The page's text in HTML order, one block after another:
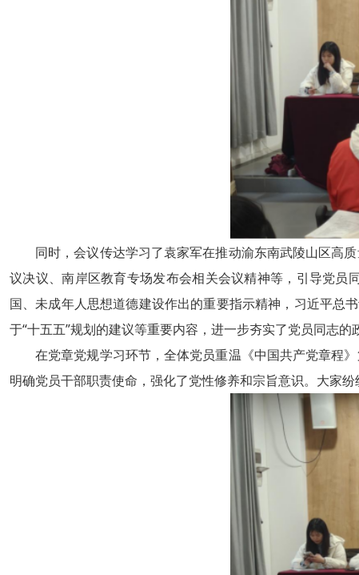
同时，会议传达学习了袁家军在推动渝东南武陵山区高
议决议、南岸区教育专场发布会相关会议精神等，引导党
国、未成年人思想道德建设作出的重要指示精神，习近平总
于“十五五”规划的建议等重要内容，进一步夯实了党员同志
在党章党规学习环节，全体党员重温《中国共产党章程
明确党员干部职责使命，强化了党性修养和宗旨意识。大家